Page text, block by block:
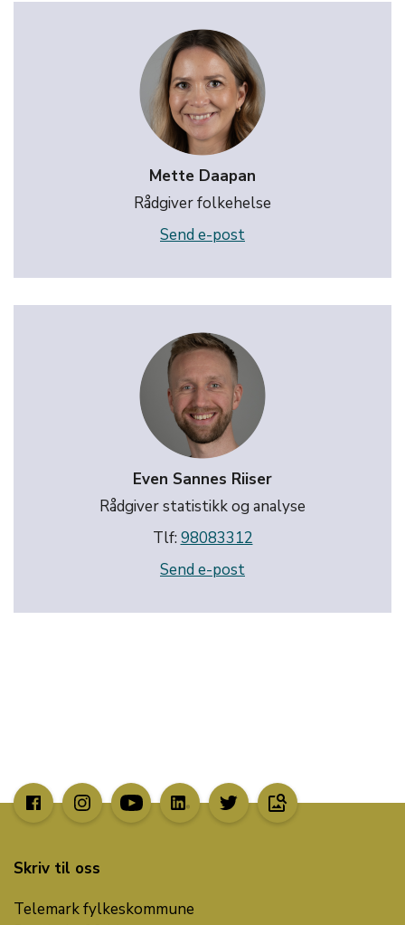
Mette Daapan
Rådgiver folkehelse
Send e-post
Even Sannes Riiser
Rådgiver statistikk og analyse
Tlf: 98083312
Send e-post
image_search
Skriv til oss
Telemark fylkeskommune